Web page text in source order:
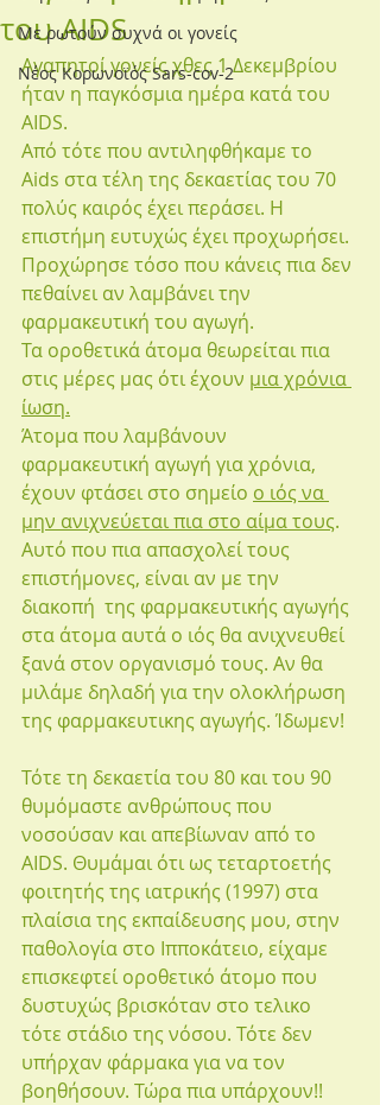
Με ρωτούν συχνά οι γονείς
Νέος Κορωνοϊός Sars-cov-2
του AIDS
Αγαπητοί γονείς χθες 1 Δεκεμβρίου
ήταν η παγκόσμια ημέρα κατά του
AIDS.
Από τότε που αντιληφθήκαμε το
Aids στα τέλη της δεκαετίας του 70
πολύς καιρός έχει περάσει. Η
επιστήμη ευτυχώς έχει προχωρήσει.
Προχώρησε τόσο που κάνεις πια δεν
πεθαίνει αν λαμβάνει την
φαρμακευτική του αγωγή.
Τα οροθετικά άτομα θεωρείται πια
στις μέρες μας ότι έχουν μια χρόνια
ίωση.
Άτομα που λαμβάνουν
φαρμακευτική αγωγή για χρόνια,
έχουν φτάσει στο σημείο ο ιός να
μην ανιχνεύεται πια στο αίμα τους.
Αυτό που πια απασχολεί τους
επιστήμονες, είναι αν με την
διακοπή  της φαρμακευτικής αγωγής
στα άτομα αυτά ο ιός θα ανιχνευθεί
ξανά στον οργανισμό τους. Αν θα
μιλάμε δηλαδή για την ολοκλήρωση
της φαρμακευτικης αγωγής. Ίδωμεν!
Τότε τη δεκαετία του 80 και του 90
θυμόμαστε ανθρώπους που
νοσούσαν και απεβίωναν από το
AIDS. Θυμάμαι ότι ως τεταρτοετής
φοιτητής της ιατρικής (1997) στα
πλαίσια της εκπαίδευσης μου, στην
παθολογία στο Ιπποκάτειο, είχαμε
επισκεφτεί οροθετικό άτομο που
δυστυχώς βρισκόταν στο τελικο
τότε στάδιο της νόσου. Τότε δεν
υπήρχαν φάρμακα για να τον
βοηθήσουν. Τώρα πια υπάρχουν!!